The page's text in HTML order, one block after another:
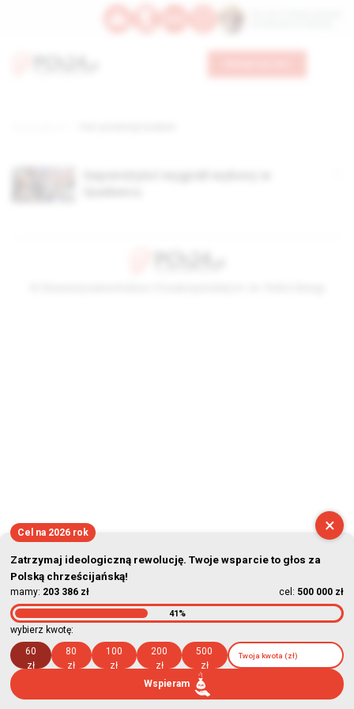
×
Cel na 2026 rok
Zatrzymaj ideologiczną rewolucję. Twoje wsparcie to głos za
Polską chrześcijańską!
mamy: 203 386 zł cel: 500 000 zł
41%
wybierz kwotę:
60
zł
80
zł
100
zł
200
zł
500
zł
Wspieram